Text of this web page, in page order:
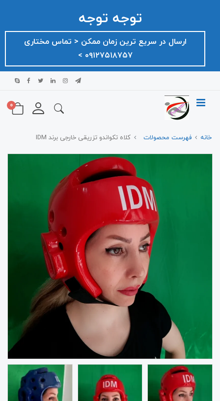
توجه توجه
ارسال در سریع ترین زمان ممکن ‌< تماس مختاری
۰۹۱۲۷۵۱۸۷۵۷ >
0
خانه فهرست محصولات کلاه تکواندو تزریقی خارجی برند IDM